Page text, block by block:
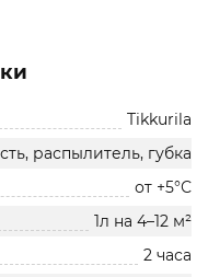
Tikkurila
распылитель, губка
от +5°С
1л на 4–12 м²
2 часа